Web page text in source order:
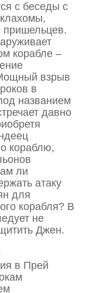
с беседы с
пришельцев.
корабле –
взрыв
в
названием
давно
кораблю,
ли
атаку
для
корабля? В
не
Джен.
в Прей